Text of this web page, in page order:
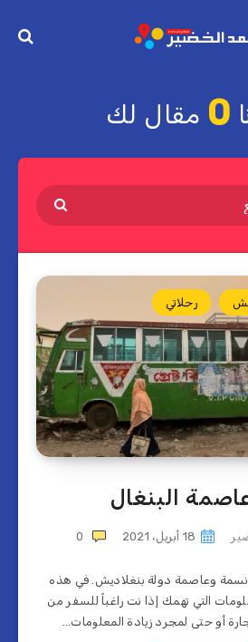
0 مقال لك
رحلاتي
البنغال
18 أبريل، 2021 0
الـ٩ مليون نسمة وعاصمة دولة بنغلاديش. في هذه
التي تهمك إذا نت راغباً للسفر من
أو حتى لمجرد زيادة المعلومات…